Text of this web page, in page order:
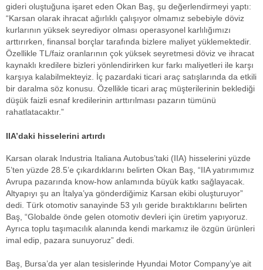
gideri oluştuğuna işaret eden Okan Baş, şu değerlendirmeyi yaptı:
“Karsan olarak ihracat ağırlıklı çalışıyor olmamız sebebiyle döviz
kurlarının yüksek seyrediyor olması operasyonel karlılığımızı
arttırırken, finansal borçlar tarafında bizlere maliyet yüklemektedir.
Özellikle TL/faiz oranlarının çok yüksek seyretmesi döviz ve ihracat
kaynaklı kredilere bizleri yönlendirirken kur farkı maliyetleri ile karşı
karşıya kalabilmekteyiz. İç pazardaki ticari araç satışlarında da etkili
bir daralma söz konusu. Özellikle ticari araç müşterilerinin beklediği
düşük faizli esnaf kredilerinin arttırılması pazarın tümünü
rahatlatacaktır.”
IIA’daki hisselerini artırdı
Karsan olarak Industria Italiana Autobus’taki (IIA) hisselerini yüzde
5’ten yüzde 28.5’e çıkardıklarını belirten Okan Baş, “IIA yatırımımız
Avrupa pazarında know-how anlamında büyük katkı sağlayacak.
Altyapıyı şu an İtalya’ya gönderdiğimiz Karsan ekibi oluşturuyor”
dedi. Türk otomotiv sanayinde 53 yılı geride bıraktıklarını belirten
Baş, “Globalde önde gelen otomotiv devleri için üretim yapıyoruz.
Ayrıca toplu taşımacılık alanında kendi markamız ile özgün ürünleri
imal edip, pazara sunuyoruz” dedi.
Baş, Bursa’da yer alan tesislerinde Hyundai Motor Company’ye ait